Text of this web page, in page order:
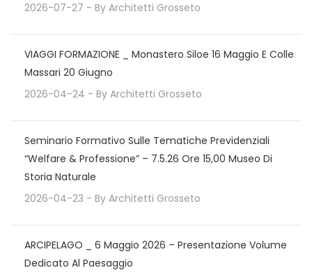
2026-07-27 - By Architetti Grosseto
VIAGGI FORMAZIONE _ Monastero Siloe 16 Maggio E Colle
Massari 20 Giugno
2026-04-24 - By Architetti Grosseto
Seminario Formativo Sulle Tematiche Previdenziali
“Welfare & Professione” – 7.5.26 Ore 15,00 Museo Di
Storia Naturale
2026-04-23 - By Architetti Grosseto
ARCIPELAGO _ 6 Maggio 2026 – Presentazione Volume
Dedicato Al Paesaggio